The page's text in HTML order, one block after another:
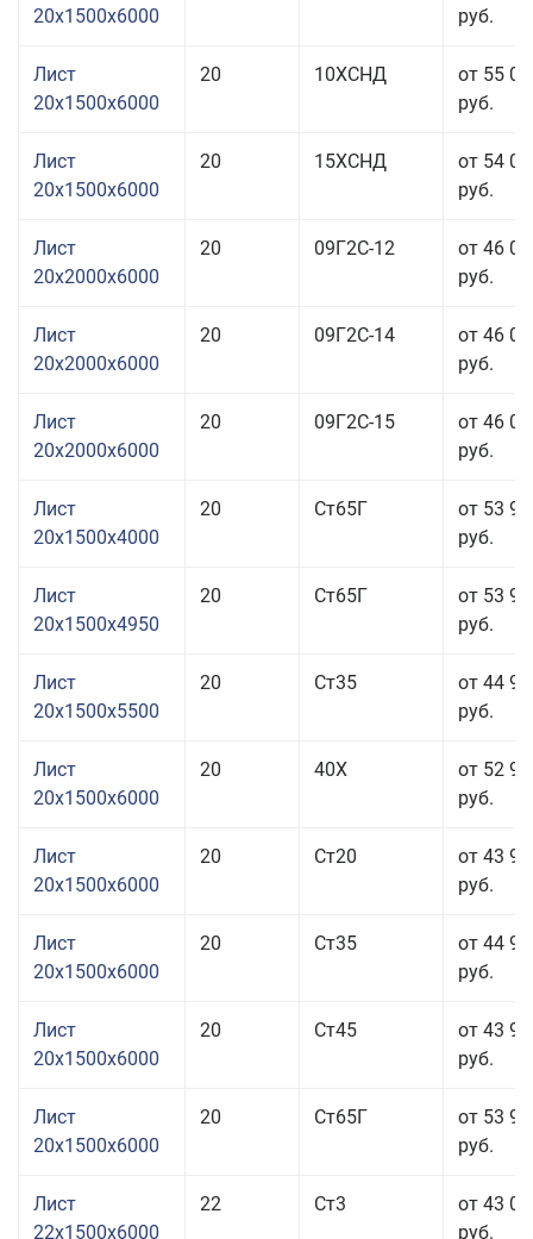
20x1500x6000
руб.
Лист
20x1500x6000
20 10ХСНД
от 55
руб.
Лист
20x1500x6000
20 15ХСНД
от 54
руб.
Лист
20x2000x6000
20 09Г2С-12
от 46
руб.
Лист
20x2000x6000
20 09Г2С-14
от 46
руб.
Лист
20x2000x6000
20 09Г2С-15
от 46
руб.
Лист
20x1500x4000
20 Ст65Г
от 53
руб.
Лист
20x1500x4950
20 Ст65Г
от 53
руб.
Лист
20x1500x5500
20 Ст35
от 44
руб.
Лист
20x1500x6000
20 40Х
от 52
руб.
Лист
20x1500x6000
20 Ст20
от 43
руб.
Лист
20x1500x6000
20 Ст35
от 44
руб.
Лист
20x1500x6000
20 Ст45
от 43
руб.
Лист
20x1500x6000
20 Ст65Г
от 53
руб.
Лист
22x1500x6000
22 Ст3
от 43
руб.